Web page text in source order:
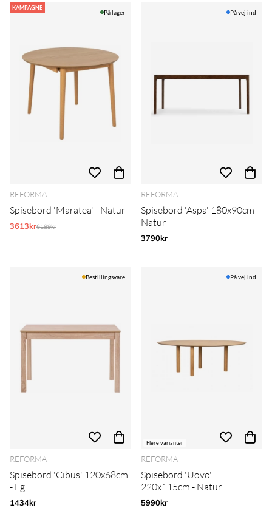
KAMPAGNE
På lager
REFORMA
Spisebord 'Maratea' - Natur
3613krNormalpris:
6189kr
På vej ind
REFORMA
Spisebord 'Aspa' 180x90cm -
Natur
3790kr
Bestillingsvare
REFORMA
Spisebord 'Cibus' 120x68cm
- Eg
1434kr
Flere varianter
På vej ind
REFORMA
Spisebord 'Uovo'
220x115cm - Natur
5990kr